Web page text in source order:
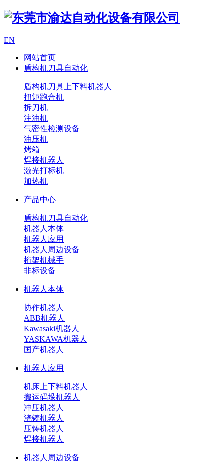
EN
网站首页
盾构机刀具自动化
盾构机刀具上下料机器人
扭矩跑合机
拆刀机
注油机
气密性检测设备
油压机
烤箱
焊接机器人
激光打标机
加热机
产品中心
盾构机刀具自动化
机器人本体
机器人应用
机器人周边设备
桁架机械手
非标设备
机器人本体
协作机器人
ABB机器人
Kawasaki机器人
YASKAWA机器人
国产机器人
机器人应用
机床上下料机器人
搬运码垛机器人
冲压机器人
浇铸机器人
压铸机器人
焊接机器人
机器人周边设备